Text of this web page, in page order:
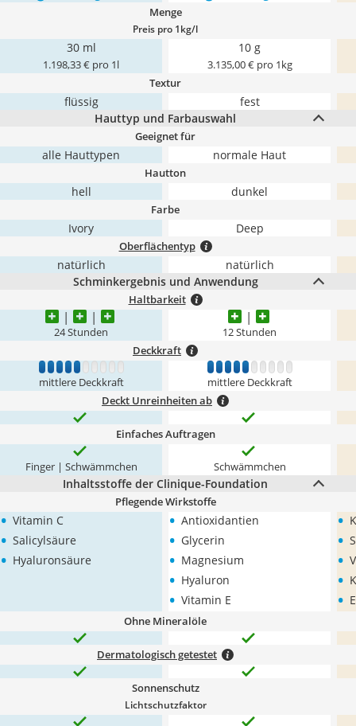
Menge
Preis pro 1kg/l
30 ml
1.198,33 € pro 1l
10 g
3.135,00 € pro 1kg
Textur
flüssig
fest
Hauttyp und Farbauswahl
Geeignet für
alle Hauttypen normale Haut
Hautton
hell dunkel
Farbe
Ivory Deep
Oberflächentyp
natürlich
natürlich
Schminkergebnis und Anwendung
Haltbarkeit
24 Stunden 12 Stunden
Deckkraft
1 2 3 4 5 6 7 8 9 10
mittlere Deckkraft
1 2 3 4 5 6 7 8 9 10
mittlere Deckkraft
Deckt Unreinheiten ab
Einfaches Auftragen
Finger | Schwämmchen Schwämmchen
Inhaltsstoffe der Clinique-Foundation
Pflegende Wirkstoffe
• Vitamin C
• Salicylsäure
• Hyaluronsäure
• Antioxidantien
• Glycerin
• Magnesium
• Hyaluron
• Vitamin E
•
•
•
•
•
Ohne Mineralöle
Dermatologisch getestet
Sonnenschutz
Lichtschutzfaktor